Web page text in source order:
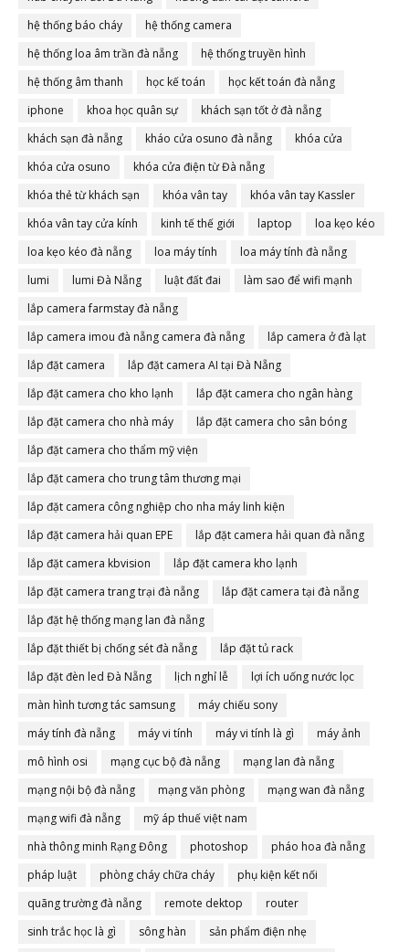
hệ thống báo cháy
hệ thống camera
hệ thống loa âm trần đà nẵng
hệ thống truyền hình
hệ thống âm thanh
học kế toán
học kết toán đà nẵng
iphone
khoa học quân sự
khách sạn tốt ở đà nẵng
khách sạn đà nẵng
kháo cửa osuno đà nẵng
khóa cửa
khóa cửa osuno
khóa cửa điện từ Đà nẵng
khóa thẻ từ khách sạn
khóa vân tay
khóa vân tay Kassler
khóa vân tay cửa kính
kinh tế thế giới laptop
loa kẹo kéo
loa kẹo kéo đà nẵng
loa máy tính
loa máy tính đà nẵng
lumi
lumi Đà Nẵng luật đất đai
làm sao để wifi mạnh
lắp camera farmstay đà nẵng
lắp camera imou đà nẵng camera đà nẵng
lắp camera ở đà lạt
lắp đặt camera
lắp đặt camera AI tại Đà Nẵng
lắp đặt camera cho kho lạnh
lắp đặt camera cho ngân hàng
lắp đặt camera cho nhà máy
lắp đặt camera cho sân bóng
lắp đặt camera cho thẩm mỹ viện
lắp đặt camera cho trung tâm thương mại
lắp đặt camera công nghiệp cho nha máy linh kiện
lắp đặt camera hải quan EPE
lắp đặt camera hải quan đà nẵng
lắp đặt camera kbvision
lắp đặt camera kho lạnh
lắp đặt camera trang trại đà nẵng
lắp đặt camera tại đà nẵng
lắp đặt hệ thống mạng lan đà nẵng
lắp đặt thiết bị chống sét đà nẵng
lắp đặt tủ rack
lắp đặt đèn led Đà Nẵng
lịch nghỉ lễ
lợi ích uống nước lọc
màn hình tương tác samsung
máy chiếu sony
máy tính đà nẵng
máy vi tính máy vi tính là gì
máy ảnh
mô hình osi
mạng cục bộ đà nẵng
mạng lan đà nẵng
mạng nội bộ đà nẵng
mạng văn phòng
mạng wan đà nẵng
mạng wifi đà nẵng
mỹ áp thuế việt nam
nhà thông minh Rạng Đông
photoshop
pháo hoa đà nẵng
pháp luật
phòng cháy chữa cháy
phụ kiện kết nối
quãng trường đà nẵng
remote dektop
router
sinh trắc học là gì
sông hàn
sản phẩm điện nhẹ